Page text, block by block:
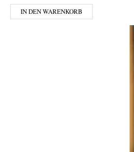
IN DEN WARENKORB